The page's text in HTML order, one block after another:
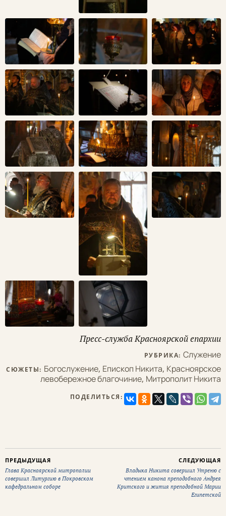
Пресс-служба Красноярской епархии
РУБРИКА: Служение
СЮЖЕТЫ: Богослужение, Епископ Никита, Красноярское
левобережное благочиние, Митрополит Никита
ПОДЕЛИТЬСЯ:
ПРЕДЫДУЩАЯ
Глава Красноярской митрополии
совершил Литургию в Покровском
кафедральном соборе
СЛЕДУЮЩАЯ
Владыка Никита совершил Утреню с
чтением канона преподобного Андрея
Критского и жития преподобной Марии
Египетской